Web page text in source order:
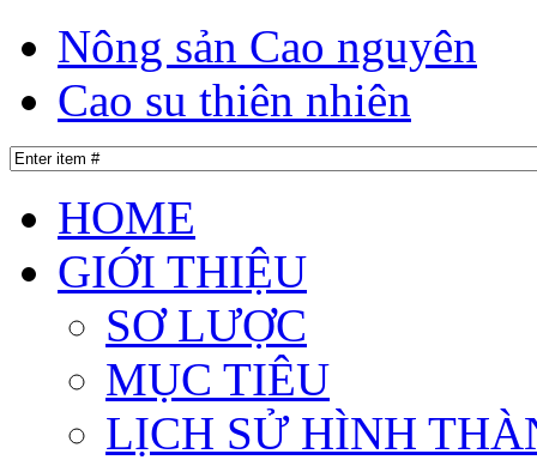
Nông sản Cao nguyên
Cao su thiên nhiên
HOME
GIỚI THIỆU
SƠ LƯỢC
MỤC TIÊU
LỊCH SỬ HÌNH